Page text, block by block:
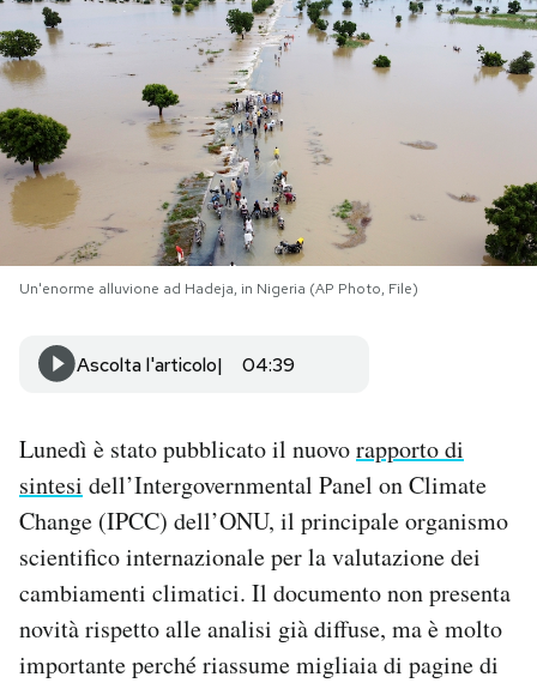
PODCAST
NEWSLETTER
I MIEI PREFERITI
AREA PERSONALE
Area Personale
Newsletter
Notifiche mobile
Regala il Post
Hai bisogno di aiuto?
Un'enorme alluvione ad Hadeja, in Nigeria (AP Photo, File)
Ascolta l'articolo 04:39
Lunedì è stato pubblicato il nuovorapporto di
sintesi dell’Intergovernmental Panel on Climate
Change (IPCC) dell’ONU, il principale organismo
scientifico internazionale per la valutazione dei
cambiamenti climatici. Il documento non presenta
novità rispetto alle analisi già diffuse, ma è molto
importante perché riassume migliaia di pagine di